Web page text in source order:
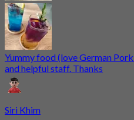
Yummy food (love German
and helpful staff. Thanks
Siri Khim